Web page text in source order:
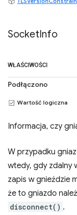
SocketInfo
WŁAŚCIWOŚCI
Podłączono
Wartość logiczna
Informacja, czy
W przypadku
wtedy, gdy zdalny
zapis w gnieździe
że to gniazdo
disconnect() .